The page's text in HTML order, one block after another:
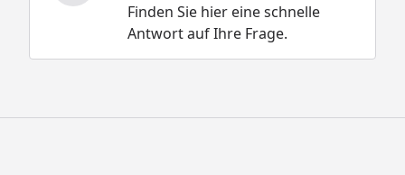
Finden Sie hier eine schnelle
Antwort auf Ihre Frage.